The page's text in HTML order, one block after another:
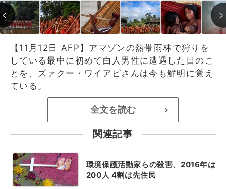
【11月12日 AFP】アマゾンの熱帯雨林で狩りを
している最中に初めて白人男性に遭遇した日のこ
とを、ズァクー・ワイアピさんは今も鮮明に覚え
ている。
全文を読む >
関連記事
環境保護活動家らの殺害、2016年は
200人 4割は先住民